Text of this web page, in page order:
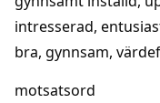
intresserad,
bra, gynnsam,
motsatsord